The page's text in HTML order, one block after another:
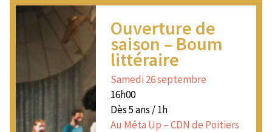
Ouverture de
saison – Boum
littéraire
Samedi 26 septembre
16h00
Dès 5 ans / 1h
Au Méta Up – CDN de Poitiers